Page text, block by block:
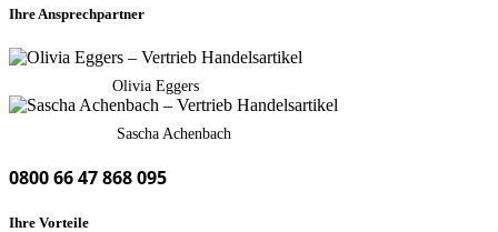
Ihre Ansprechpartner
Olivia Eggers
Sascha Achenbach
0800 66 47 868 095
Ihre Vorteile